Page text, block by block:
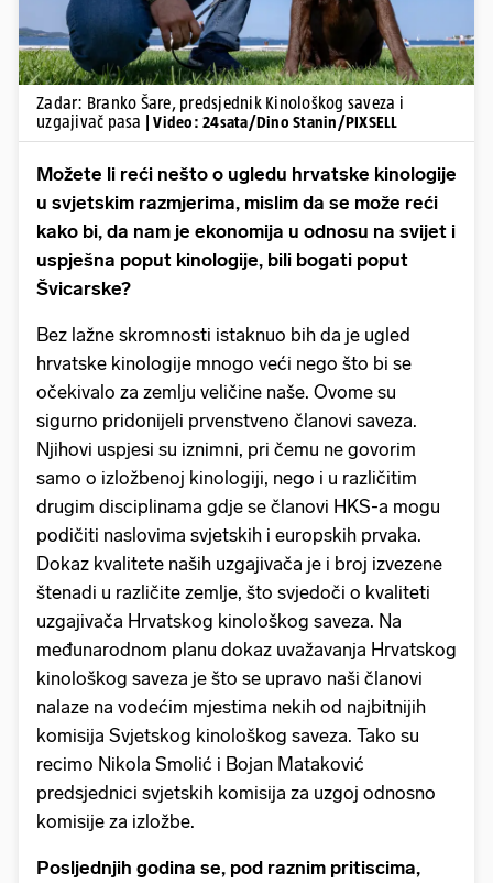
Zadar: Branko Šare, predsjednik Kinološkog saveza i
uzgajivač pasa
| Video: 24sata/Dino Stanin/PIXSELL
Možete li reći nešto o ugledu hrvatske kinologije
u svjetskim razmjerima, mislim da se može reći
kako bi, da nam je ekonomija u odnosu na svijet i
uspješna poput kinologije, bili bogati poput
Švicarske?
Bez lažne skromnosti istaknuo bih da je ugled
hrvatske kinologije mnogo veći nego što bi se
očekivalo za zemlju veličine naše. Ovome su
sigurno pridonijeli prvenstveno članovi saveza.
Njihovi uspjesi su iznimni, pri čemu ne govorim
samo o izložbenoj kinologiji, nego i u različitim
drugim disciplinama gdje se članovi HKS-a mogu
podičiti naslovima svjetskih i europskih prvaka.
Dokaz kvalitete naših uzgajivača je i broj izvezene
štenadi u različite zemlje, što svjedoči o kvaliteti
uzgajivača Hrvatskog kinološkog saveza. Na
međunarodnom planu dokaz uvažavanja Hrvatskog
kinološkog saveza je što se upravo naši članovi
nalaze na vodećim mjestima nekih od najbitnijih
komisija Svjetskog kinološkog saveza. Tako su
recimo Nikola Smolić i Bojan Mataković
predsjednici svjetskih komisija za uzgoj odnosno
komisije za izložbe.
Posljednjih godina se, pod raznim pritiscima,